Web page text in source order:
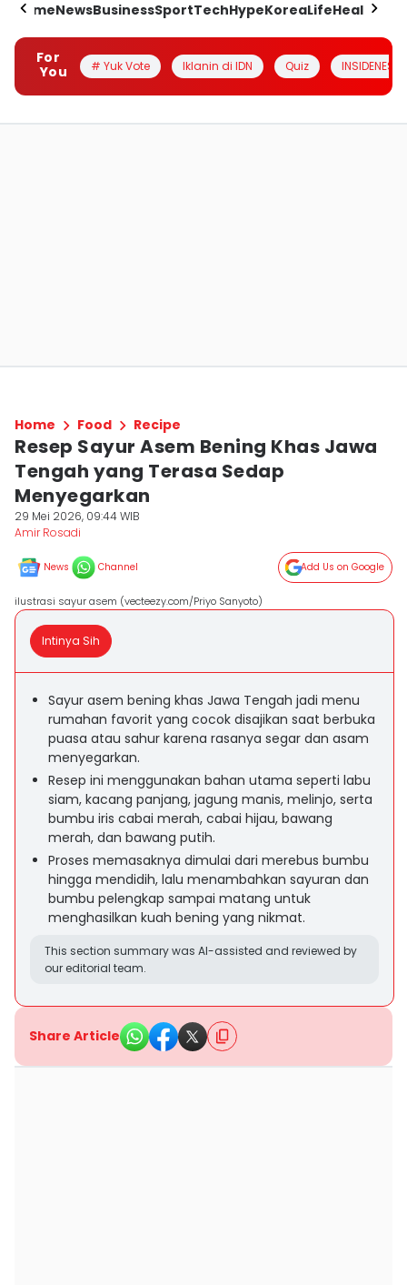
HomeNewsBusinessSportTechHypeKoreaLifeHealth
For
You
# Yuk Vote Iklanin di IDN Quiz INSIDENESIA
Home Food Recipe
Resep Sayur Asem Bening Khas Jawa
Tengah yang Terasa Sedap
Menyegarkan
29 Mei 2026, 09:44 WIB
Amir Rosadi
News Channel Add Us on Google
ilustrasi sayur asem (vecteezy.com/Priyo Sanyoto)
Intinya Sih
Sayur asem bening khas Jawa Tengah jadi menu
rumahan favorit yang cocok disajikan saat berbuka
puasa atau sahur karena rasanya segar dan asam
menyegarkan.
Resep ini menggunakan bahan utama seperti labu
siam, kacang panjang, jagung manis, melinjo, serta
bumbu iris cabai merah, cabai hijau, bawang
merah, dan bawang putih.
Proses memasaknya dimulai dari merebus bumbu
hingga mendidih, lalu menambahkan sayuran dan
bumbu pelengkap sampai matang untuk
menghasilkan kuah bening yang nikmat.
This section summary was AI-assisted and reviewed by
our editorial team.
Share Article